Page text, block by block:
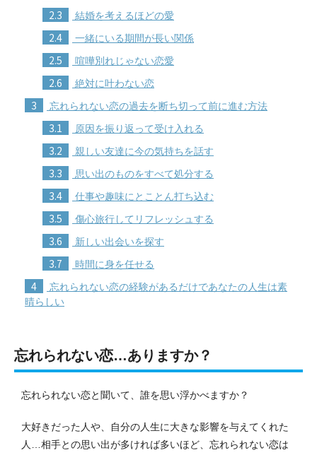
2.3 結婚を考えるほどの愛
2.4 一緒にいる期間が長い関係
2.5 喧嘩別れじゃない恋愛
2.6 絶対に叶わない恋
3 忘れられない恋の過去を断ち切って前に進む方法
3.1 原因を振り返って受け入れる
3.2 親しい友達に今の気持ちを話す
3.3 思い出のものをすべて処分する
3.4 仕事や趣味にとことん打ち込む
3.5 傷心旅行してリフレッシュする
3.6 新しい出会いを探す
3.7 時間に身を任せる
4
忘れられない恋の経験があるだけであなたの人生は素
晴らしい
忘れられない恋…ありますか？
忘れられない恋と聞いて、誰を思い浮かべますか？
大好きだった人や、自分の人生に大きな影響を与えてくれた
人…相手との思い出が多ければ多いほど、忘れられない恋は